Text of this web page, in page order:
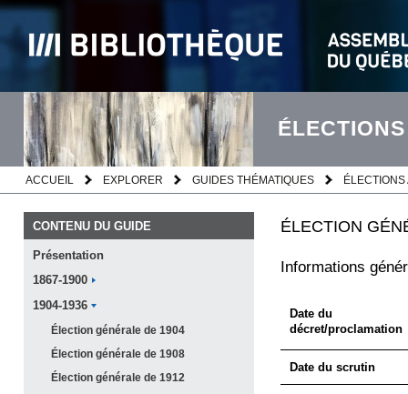
ACCUEIL EXPLORER GUIDES THÉMATIQUES
CONTENU DU GUIDE
Présentation
1867-1900
1904-1936
Élection générale de 1904
Élection générale de 1908
Élection générale de 1912
ÉLECTION
Informations
Date du
décret/proclamation
Date du scrutin